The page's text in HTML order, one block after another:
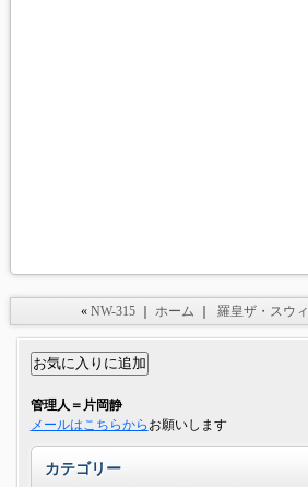
«NW-315 ｜ ホーム ｜羅皇ザ・スウ
管理人＝片岡静
メールはこちらから お願いします
カテゴリー